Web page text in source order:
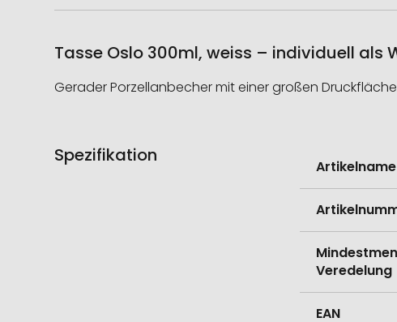
Tasse Oslo 300ml, weiss – individuell als
Gerader Porzellanbecher mit einer großen
Spezifikation
Informationen
Artikelname
Veredelung
EAN